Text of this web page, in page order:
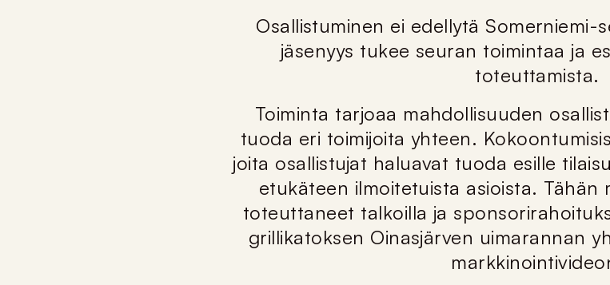
Osallistuminen ei edellytä Somerniemi-
jäsenyys tukee seuran toimintaa ja
toteuttamista.
Toiminta tarjoaa mahdollisuuden
tuoda eri toimijoita yhteen.
joita osallistujat haluavat tuoda esille
etukäteen ilmoitetuista asioista. Tähän
toteuttaneet talkoilla ja
grillikatoksen Oinasjärven uimarannan